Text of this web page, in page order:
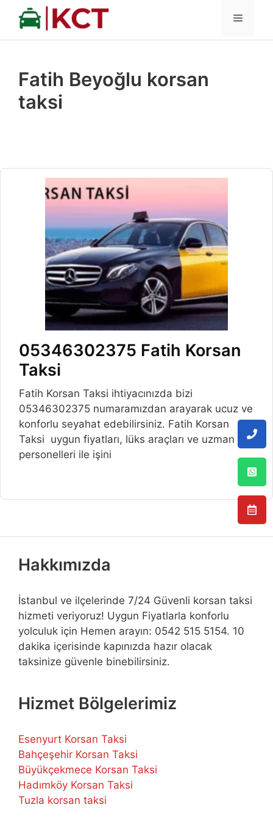
İçeriğe
MENÜ
Fatih Beyoğlu korsan
taksi
05346302375 Fatih Korsan
Taksi
Fatih Korsan Taksi ihtiyacınızda bizi
05346302375 numaramızdan arayarak ucuz ve
konforlu seyahat edebilirsiniz. Fatih Korsan
Taksi uygun fiyatları, lüks araçları ve uzman
personelleri ile işini
Hakkımızda
İstanbul ve ilçelerinde 7/24 Güvenli korsan taksi
hizmeti veriyoruz! Uygun Fiyatlarla konforlu
yolculuk için Hemen arayın: 0542 515 5154. 10
dakika içerisinde kapınızda hazır olacak
taksinize güvenle binebilirsiniz.
Hizmet Bölgelerimiz
Esenyurt Korsan Taksi
Bahçeşehir Korsan Taksi
Büyükçekmece Korsan Taksi
Hadımköy Korsan Taksi
Tuzla korsan taksi